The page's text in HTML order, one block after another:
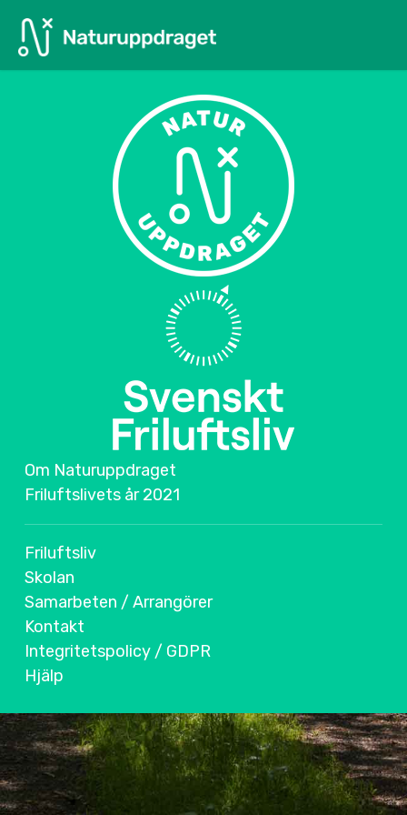
Om Naturuppdraget
Friluftslivets år 2021
Friluftsliv
Skolan
Samarbeten / Arrangörer
Kontakt
Integritetspolicy / GDPR
Hjälp